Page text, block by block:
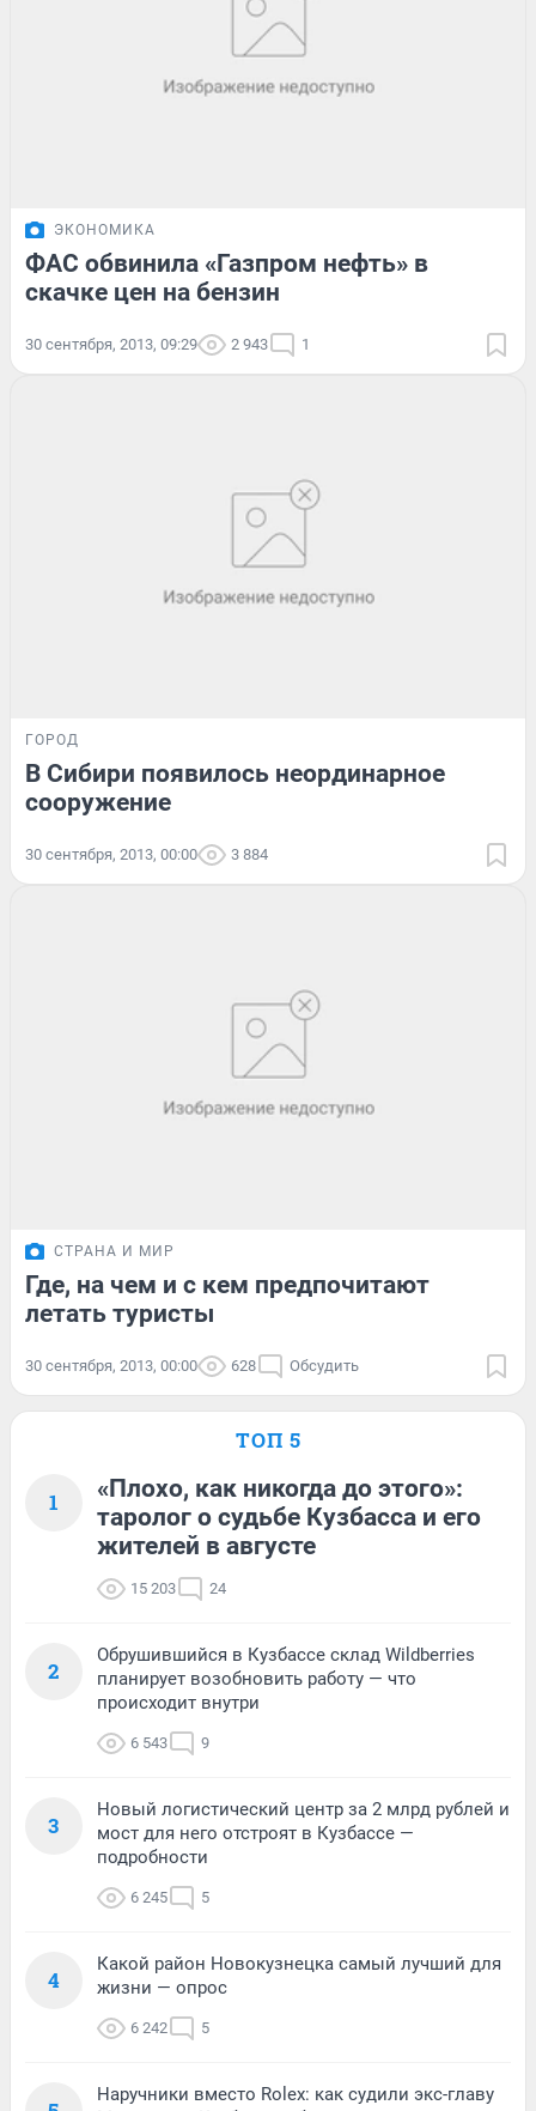
ЭКОНОМИКА
ФАС обвинила «Газпром нефть» в
скачке цен на бензин
30 сентября, 2013, 09:29 2 943 1
ГОРОД
В Сибири появилось неординарное
сооружение
30 сентября, 2013, 00:00 3 884
СТРАНА И МИР
Где, на чем и с кем предпочитают
летать туристы
30 сентября, 2013, 00:00 628 Обсудить
ТОП 5
1
«Плохо, как никогда до этого»:
таролог о судьбе Кузбасса и его
жителей в августе
15 203 24
2
Обрушившийся в Кузбассе склад Wildberries
планирует возобновить работу — что
происходит внутри
6 543 9
3
Новый логистический центр за 2 млрд рублей и
мост для него отстроят в Кузбассе —
подробности
6 245 5
4
Какой район Новокузнецка самый лучший для
жизни — опрос
6 242 5
Наручники вместо Rolex: как судили экс-главу